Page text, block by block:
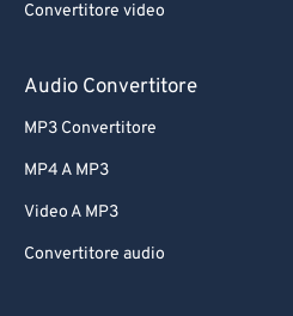
Convertitore video
Audio Convertitore
MP3 Convertitore
MP4 A MP3
Video A MP3
Convertitore audio